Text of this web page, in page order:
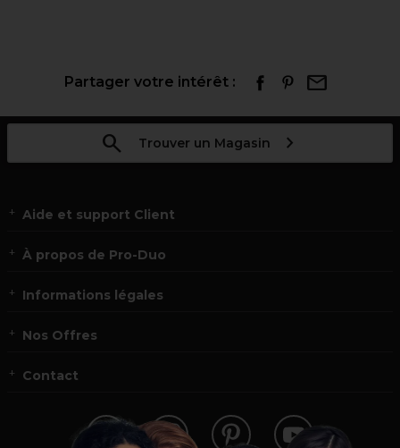
Partager votre intérêt :
Trouver un Magasin
Aide et support Client
À propos de Pro-Duo
Informations légales
Nos Offres
Contact